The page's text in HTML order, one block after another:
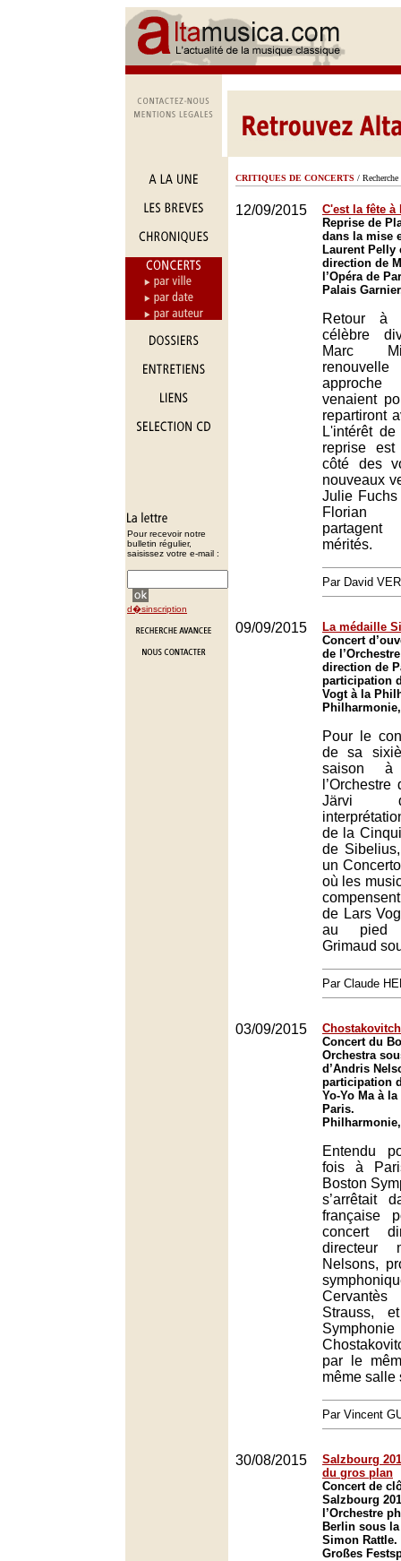
Pour recevoir notre
bulletin régulier,
saisissez votre e-mail :
d�sinscription
CRITIQUES DE CONCERTS / Recherche
12/09/2015
C'est la fête
Reprise de
dans la mise
Laurent Pelly
direction de
l’Opéra de
Palais
Retour à
célèbre
Marc
venaient
repartiront
L'intérêt
reprise
côté des
nouveaux
Julie
Florian
mérités.
Par David
09/09/2015
La médaille
Concert
de
direction de
participation
Vogt à la
Pour le
de sa
saison
Järvi
de la
de
un
où les
de Lars
au pied
Grimaud
Par Claude
03/09/2015
Concert du
Orchestra
d’Andris
participation
Yo-Yo Ma à
Paris.
Entendu
fois à
Boston
s’arrêtait
française
concert
directeur
Nelsons,
Strauss,
par le
même salle
Par Vincent
30/08/2015
Salzbourg
du gros plan
Concert de
Salzbourg
l’Orchestre
Berlin sous
Simon Rattle.
Großes